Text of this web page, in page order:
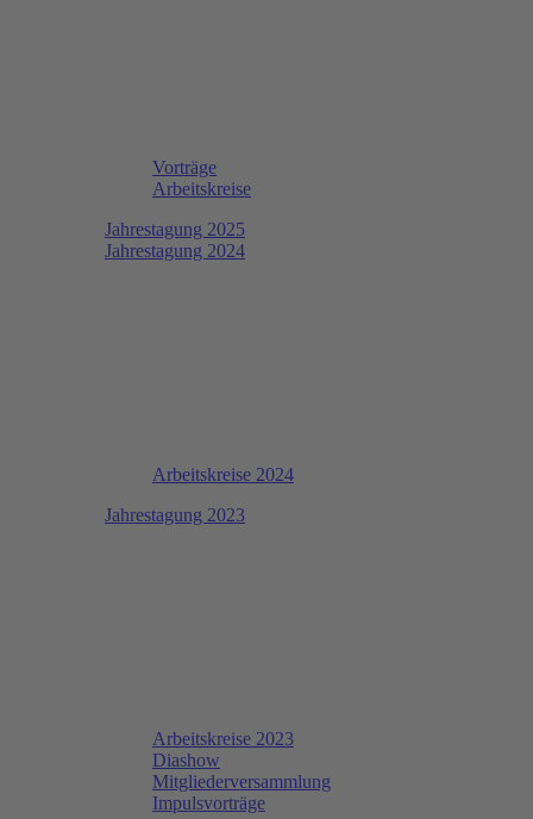
Vorträge
Arbeitskreise
Jahrestagung 2025
Jahrestagung 2024
Arbeitskreise 2024
Jahrestagung 2023
Arbeitskreise 2023
Diashow
Mitgliederversammlung
Impulsvorträge